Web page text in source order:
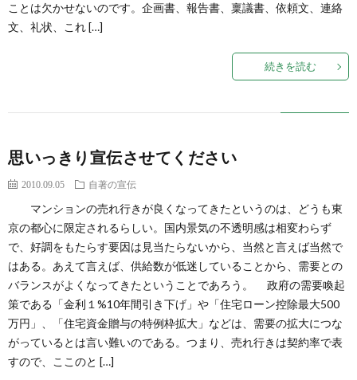
ことは欠かせないのです。企画書、報告書、稟議書、依頼文、連絡
文、礼状、これ […]
続きを読む
思いっきり宣伝させてください
2010.09.05 自著の宣伝
マンションの売れ行きが良くなってきたというのは、どうも東
京の都心に限定されるらしい。国内景気の不透明感は相変わらず
で、好調をもたらす要因は見当たらないから、当然と言えば当然で
はある。あえて言えば、供給数が低迷していることから、需要との
バランスがよくなってきたということであろう。 政府の需要喚起
策である「金利１%10年間引き下げ」や「住宅ローン控除最大500
万円」、「住宅資金贈与の特例枠拡大」などは、需要の拡大につな
がっているとは言い難いのである。つまり、売れ行きは契約率で表
すので、ここのと […]